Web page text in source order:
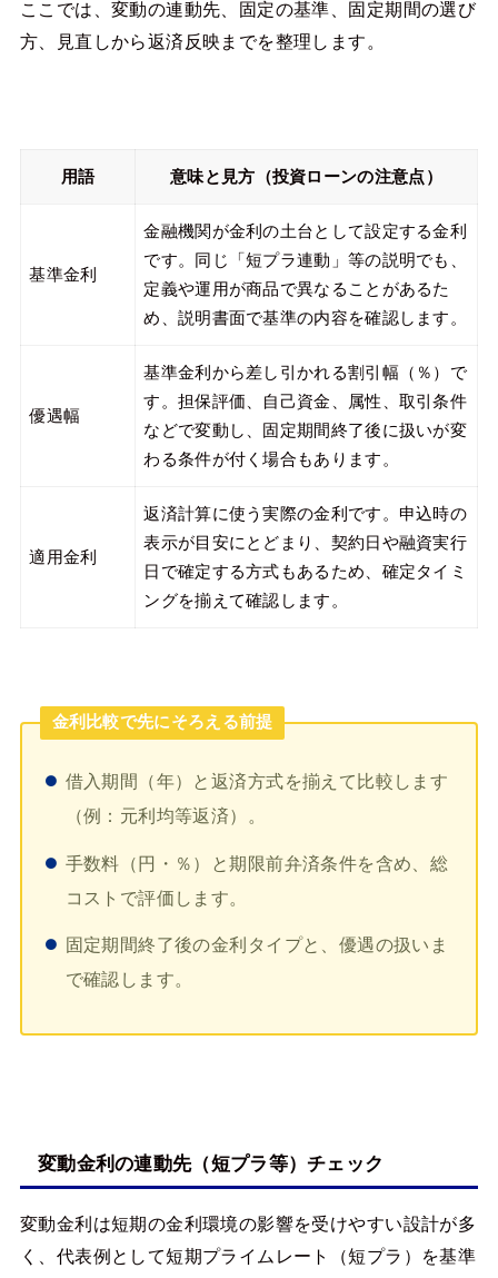
ここでは、変動の連動先、固定の基準、固定期間の選び
方、見直しから返済反映までを整理します。
用語 意味と見方（投資ローンの注意点）
基準金利
金融機関が金利の土台として設定する金利
です。同じ「短プラ連動」等の説明でも、
定義や運用が商品で異なることがあるた
め、説明書面で基準の内容を確認します。
優遇幅
基準金利から差し引かれる割引幅（％）で
す。担保評価、自己資金、属性、取引条件
などで変動し、固定期間終了後に扱いが変
わる条件が付く場合もあります。
適用金利
返済計算に使う実際の金利です。申込時の
表示が目安にとどまり、契約日や融資実行
日で確定する方式もあるため、確定タイミ
ングを揃えて確認します。
金利比較で先にそろえる前提
借入期間（年）と返済方式を揃えて比較します
（例：元利均等返済）。
手数料（円・％）と期限前弁済条件を含め、総
コストで評価します。
固定期間終了後の金利タイプと、優遇の扱いま
で確認します。
変動金利の連動先（短プラ等）チェック
変動金利は短期の金利環境の影響を受けやすい設計が多
く、代表例として短期プライムレート（短プラ）を基準